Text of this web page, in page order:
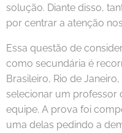
solução. Diante disso,
por centrar a atenção
Essa questão de
como secundária é
Brasileiro, Rio de
selecionar um professor
equipe. A prova foi
uma delas pedindo a